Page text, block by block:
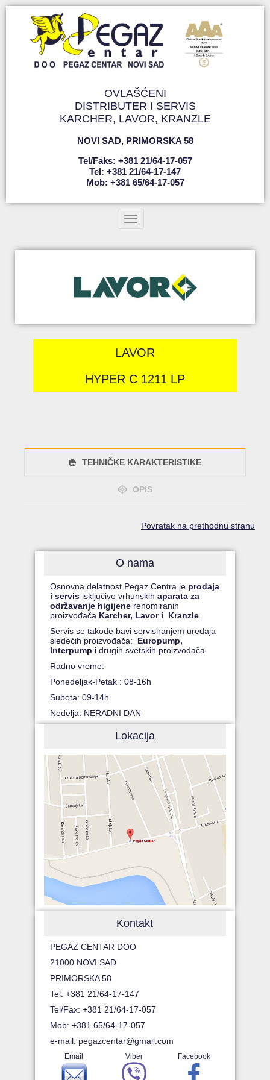
OVLAŠĆENI
DISTRIBUTER I SERVIS
KARCHER, LAVOR, KRANZLE
NOVI SAD, PRIMORSKA 58
Tel/faks: +381 21/64-17-057
Tel: +381 21/64-17-147
Mob: +381 65/64-17-057
Toggle navigation
LAVOR
HYPER C 1211 LP
TEHNIČKE KARAKTERISTIKE
OPIS
Povratak na prethodnu stranu
O nama
Osnovna delatnost Pegaz Centra je prodaja
i servis isključivo vrhunskihaparata za
održavanje higijene renomiranih
proizvođača Karcher, Lavor i Kranzle
Servis se takođe bavi servisiranjem uređaja
sledećih proizvođača: Europump,
Interpump i drugih svetskih proizvođača.
Radno vreme:
Ponedeljak-Petak : 08-16h
Subota: 09-14h
Nedelja: NERADNI DAN
Lokacija
Kontakt
PEGAZ CENTAR DOO
21000 NOVI SAD
PRIMORSKA 58
Tel: +381 21/64-17-147
Tel/Fax: +381 21/64-17-057
Mob: +381 65/64-17-057
e-mail: pegazcentar@gmail.com
Email Viber Facebook